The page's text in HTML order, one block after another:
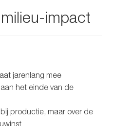
impact
jarenlang mee
het einde van de
productie, maar over de